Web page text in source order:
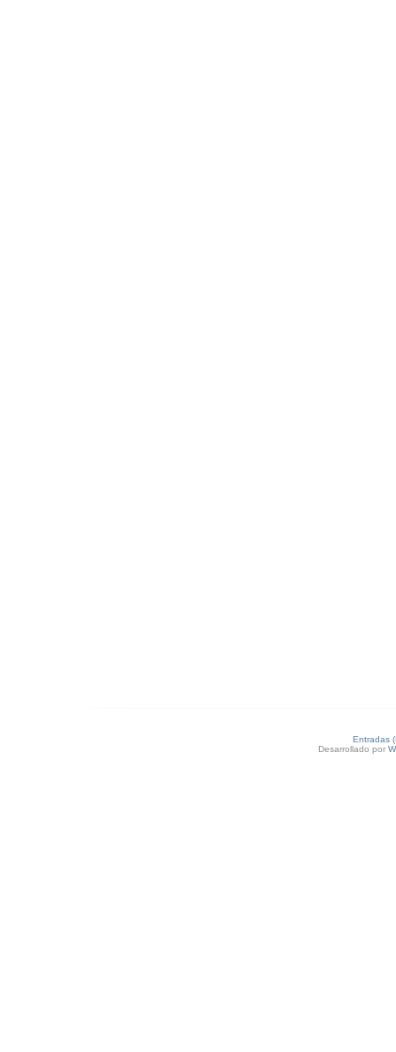
Entradas
Desarrollado por